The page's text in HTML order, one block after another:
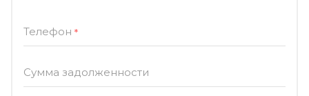
Телефон *
Сумма задолженности